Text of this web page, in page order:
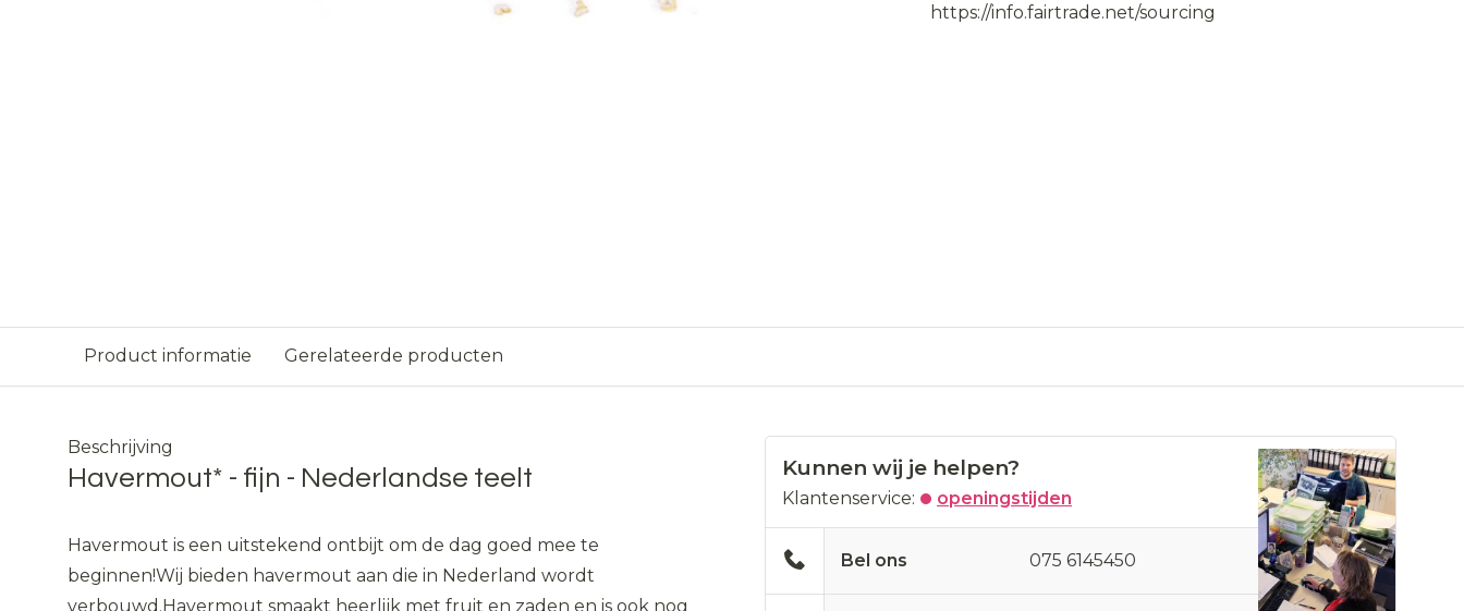
https://info.fairtrade.net/sourcing
Product informatie Gerelateerde producten
Beschrijving
Havermout* - fijn - Nederlandse teelt
Havermout is een uitstekend ontbijt om de dag goed mee te
beginnen!Wij bieden havermout aan die in Nederland wordt
verbouwd.Havermout smaakt heerlijk met fruit en zaden en is ook nog
Kunnen wij je helpen?
Klantenservice: openingstijden
Bel ons 075 6145450